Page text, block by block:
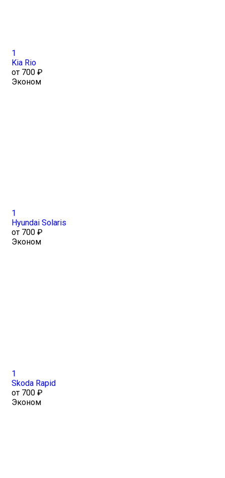
1
Kia Rio
от 700 ₽
Эконом
1
Hyundai Solaris
от 700 ₽
Эконом
1
Skoda Rapid
от 700 ₽
Эконом